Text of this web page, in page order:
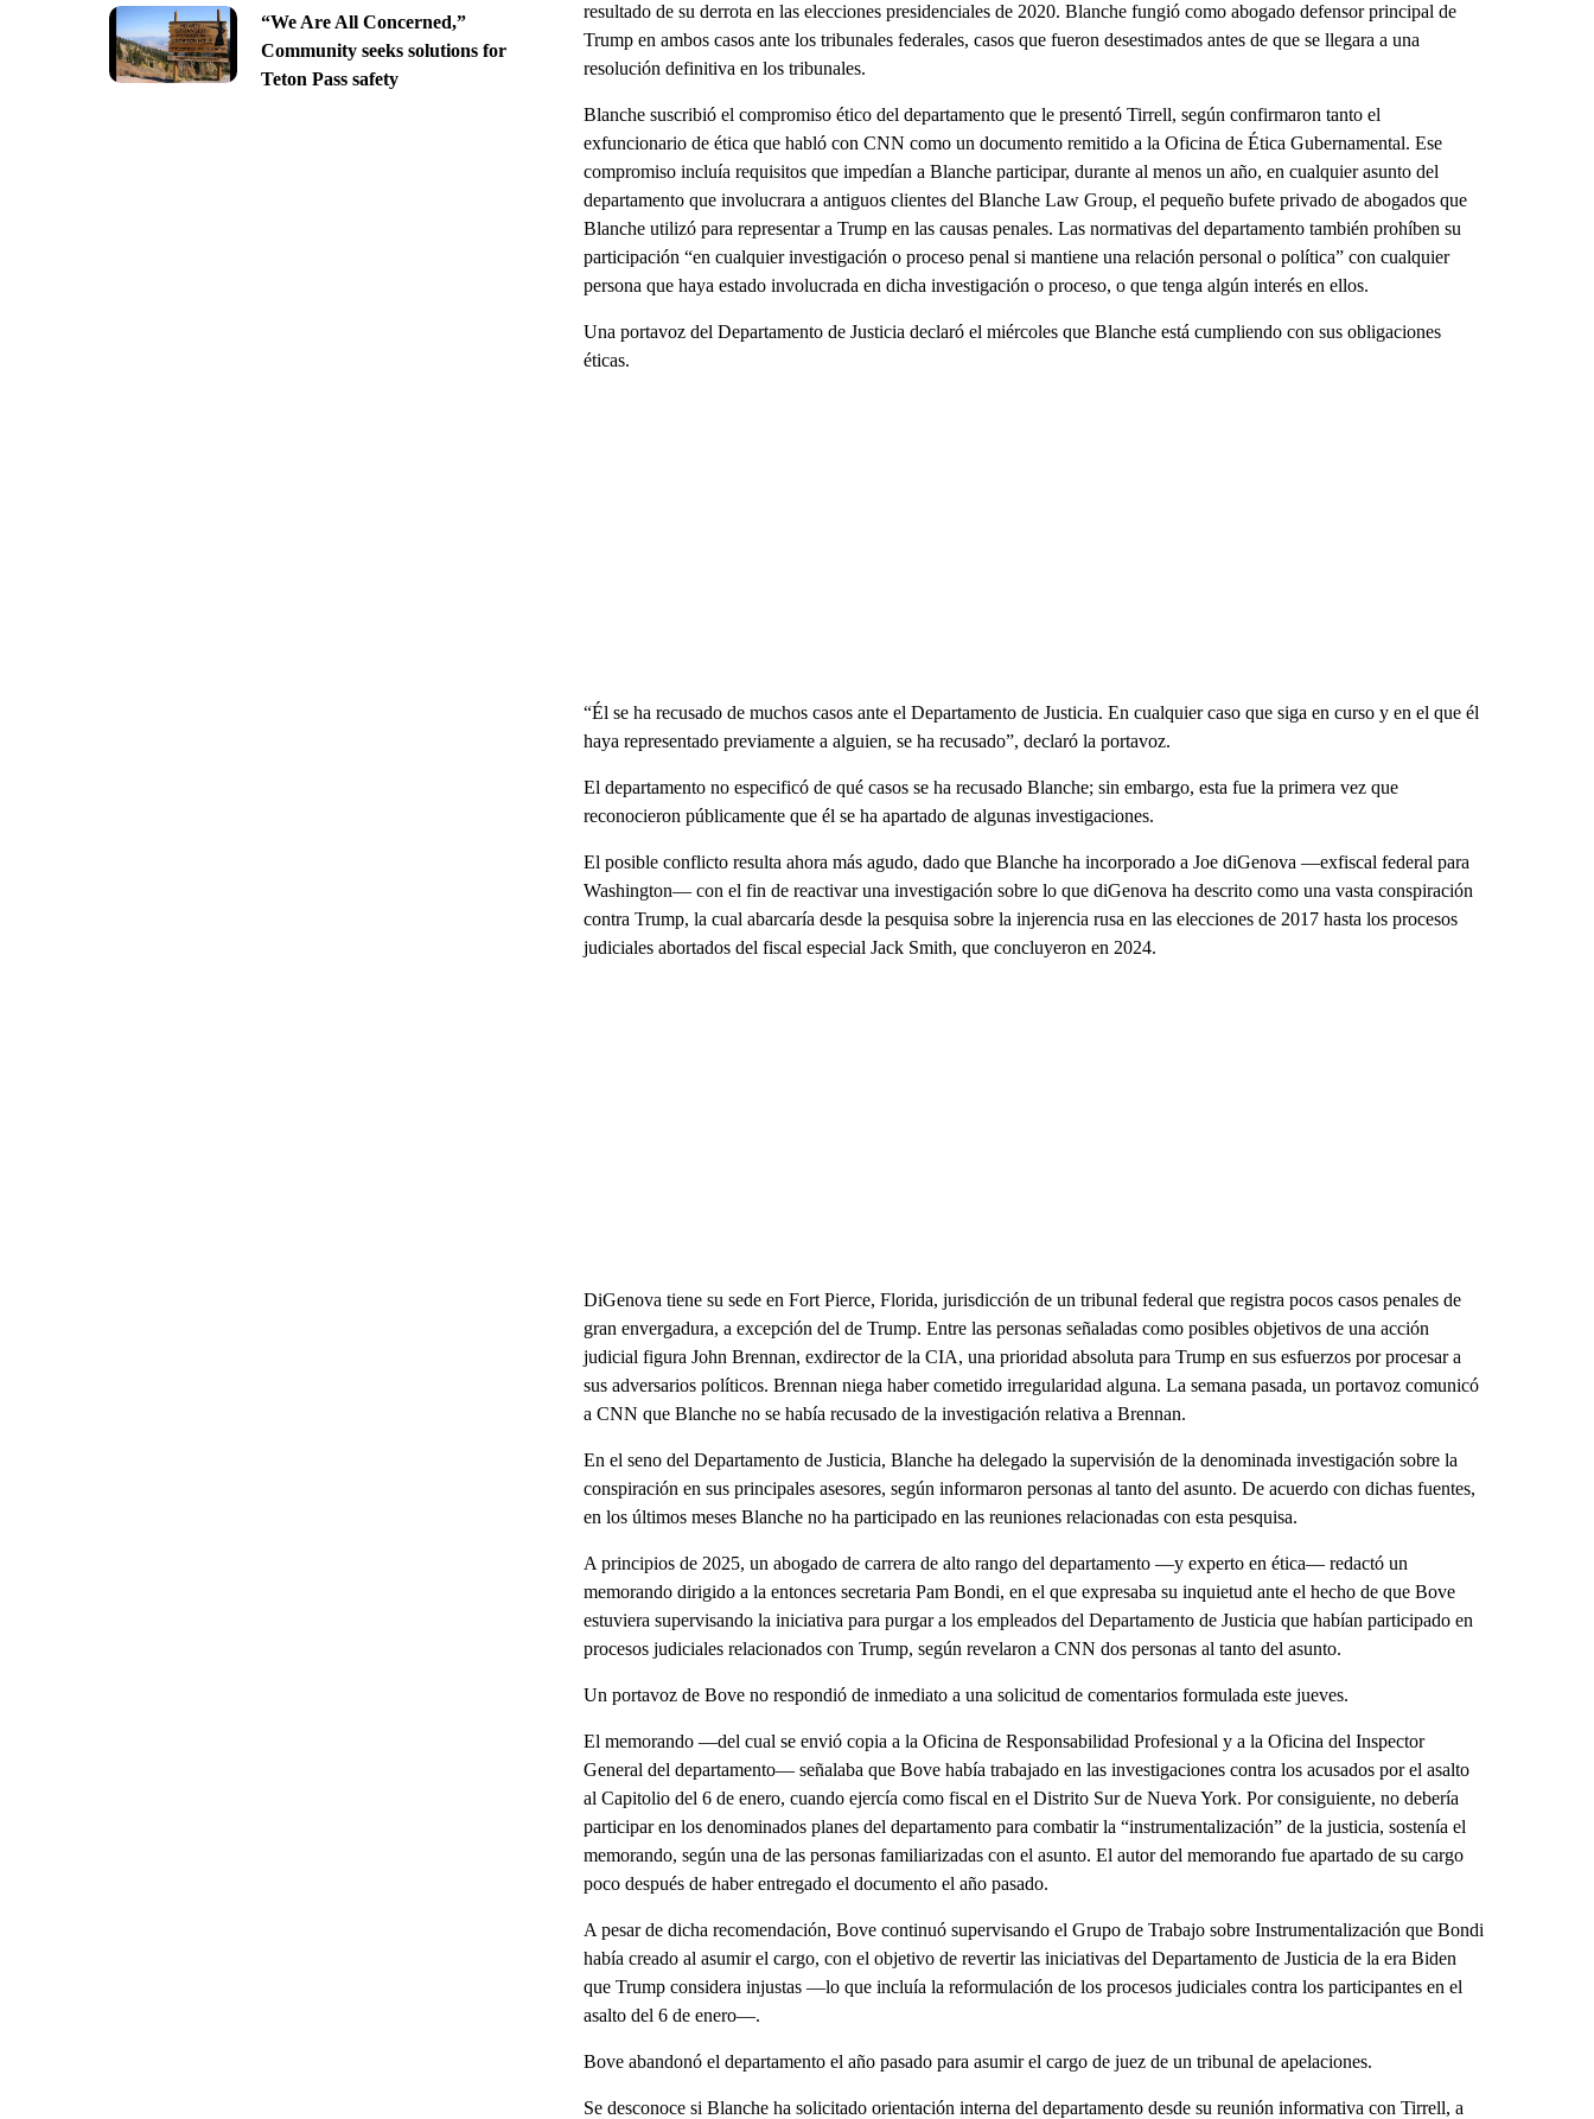
“We Are All Concerned,”
Community seeks solutions for
Teton Pass safety
resultado de su derrota en las elecciones presidenciales de 2020. Blanche fungió como abogado defensor principal de
Trump en ambos casos ante los tribunales federales, casos que fueron desestimados antes de que se llegara a una
resolución definitiva en los tribunales.
Blanche suscribió el compromiso ético del departamento que le presentó Tirrell, según confirmaron tanto el
exfuncionario de ética que habló con CNN como un documento remitido a la Oficina de Ética Gubernamental. Ese
compromiso incluía requisitos que impedían a Blanche participar, durante al menos un año, en cualquier asunto del
departamento que involucrara a antiguos clientes del Blanche Law Group, el pequeño bufete privado de abogados que
Blanche utilizó para representar a Trump en las causas penales. Las normativas del departamento también prohíben su
participación “en cualquier investigación o proceso penal si mantiene una relación personal o política” con cualquier
persona que haya estado involucrada en dicha investigación o proceso, o que tenga algún interés en ellos.
Una portavoz del Departamento de Justicia declaró el miércoles que Blanche está cumpliendo con sus obligaciones
éticas.
“Él se ha recusado de muchos casos ante el Departamento de Justicia. En cualquier caso que siga en curso y en el que él
haya representado previamente a alguien, se ha recusado”, declaró la portavoz.
El departamento no especificó de qué casos se ha recusado Blanche; sin embargo, esta fue la primera vez que
reconocieron públicamente que él se ha apartado de algunas investigaciones.
El posible conflicto resulta ahora más agudo, dado que Blanche ha incorporado a Joe diGenova —exfiscal federal para
Washington— con el fin de reactivar una investigación sobre lo que diGenova ha descrito como una vasta conspiración
contra Trump, la cual abarcaría desde la pesquisa sobre la injerencia rusa en las elecciones de 2017 hasta los procesos
judiciales abortados del fiscal especial Jack Smith, que concluyeron en 2024.
DiGenova tiene su sede en Fort Pierce, Florida, jurisdicción de un tribunal federal que registra pocos casos penales de
gran envergadura, a excepción del de Trump. Entre las personas señaladas como posibles objetivos de una acción
judicial figura John Brennan, exdirector de la CIA, una prioridad absoluta para Trump en sus esfuerzos por procesar a
sus adversarios políticos. Brennan niega haber cometido irregularidad alguna. La semana pasada, un portavoz comunicó
a CNN que Blanche no se había recusado de la investigación relativa a Brennan.
En el seno del Departamento de Justicia, Blanche ha delegado la supervisión de la denominada investigación sobre la
conspiración en sus principales asesores, según informaron personas al tanto del asunto. De acuerdo con dichas fuentes,
en los últimos meses Blanche no ha participado en las reuniones relacionadas con esta pesquisa.
A principios de 2025, un abogado de carrera de alto rango del departamento —y experto en ética— redactó un
memorando dirigido a la entonces secretaria Pam Bondi, en el que expresaba su inquietud ante el hecho de que Bove
estuviera supervisando la iniciativa para purgar a los empleados del Departamento de Justicia que habían participado en
procesos judiciales relacionados con Trump, según revelaron a CNN dos personas al tanto del asunto.
Un portavoz de Bove no respondió de inmediato a una solicitud de comentarios formulada este jueves.
El memorando —del cual se envió copia a la Oficina de Responsabilidad Profesional y a la Oficina del Inspector
General del departamento— señalaba que Bove había trabajado en las investigaciones contra los acusados ​​por el asalto
al Capitolio del 6 de enero, cuando ejercía como fiscal en el Distrito Sur de Nueva York. Por consiguiente, no debería
participar en los denominados planes del departamento para combatir la “instrumentalización” de la justicia, sostenía el
memorando, según una de las personas familiarizadas con el asunto. El autor del memorando fue apartado de su cargo
poco después de haber entregado el documento el año pasado.
A pesar de dicha recomendación, Bove continuó supervisando el Grupo de Trabajo sobre Instrumentalización que Bondi
había creado al asumir el cargo, con el objetivo de revertir las iniciativas del Departamento de Justicia de la era Biden
que Trump considera injustas —lo que incluía la reformulación de los procesos judiciales contra los participantes en el
asalto del 6 de enero—.
Bove abandonó el departamento el año pasado para asumir el cargo de juez de un tribunal de apelaciones.
Se desconoce si Blanche ha solicitado orientación interna del departamento desde su reunión informativa con Tirrell, a